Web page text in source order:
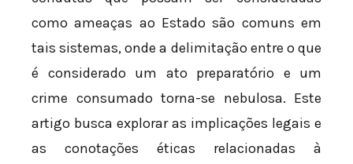
como ameaças ao Estado são comuns em
tais sistemas, onde a delimitação entre o que
é considerado um ato preparatório e um
crime consumado torna-se nebulosa. Este
artigo busca explorar as implicações legais e
as conotações éticas relacionadas à